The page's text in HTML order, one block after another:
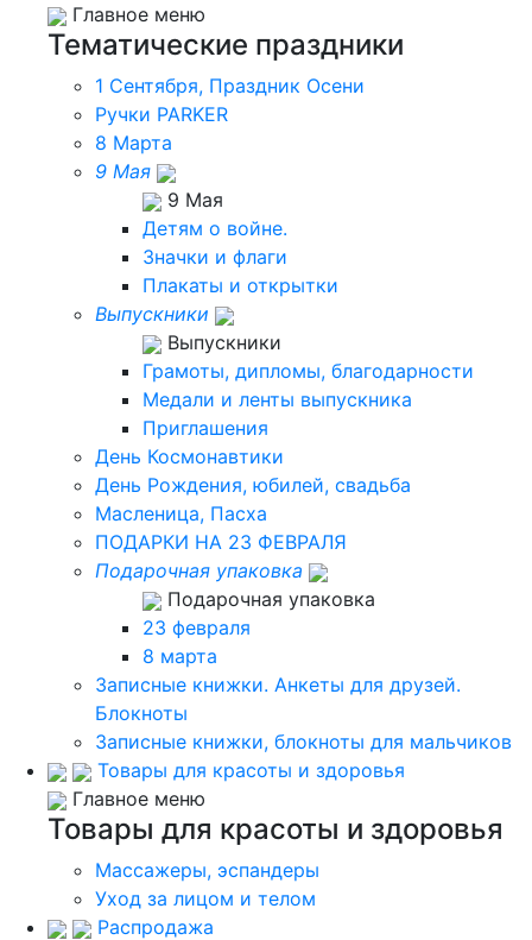
Главное меню
Тематические праздники
1 Сентября, Праздник Осени
Ручки PARKER
8 Марта
9 Мая
9 Мая
Детям о войне.
Значки и флаги
Плакаты и открытки
Выпускники
Выпускники
Грамоты, дипломы, благодарности
Медали и ленты выпускника
Приглашения
День Космонавтики
День Рождения, юбилей, свадьба
Масленица, Пасха
ПОДАРКИ НА 23 ФЕВРАЛЯ
Подарочная упаковка
Подарочная упаковка
23 февраля
8 марта
Записные книжки. Анкеты для друзей.
Блокноты
Записные книжки, блокноты для мальчиков
Товары для красоты и здоровья
Главное меню
Товары для красоты и здоровья
Массажеры, эспандеры
Уход за лицом и телом
Распродажа